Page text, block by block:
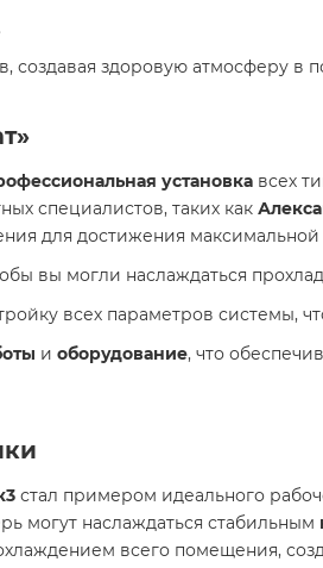
создавая здоровую атмосферу в
установка всех
специалистов, таких как
для достижения
вы могли наслаждаться
всех параметров системы,
и оборудование, что
стал примером идеального
могут наслаждаться стабильным
всего помещения,